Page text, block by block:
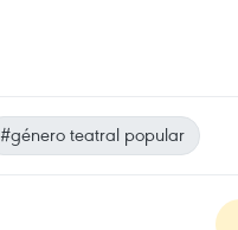
#género teatral popular